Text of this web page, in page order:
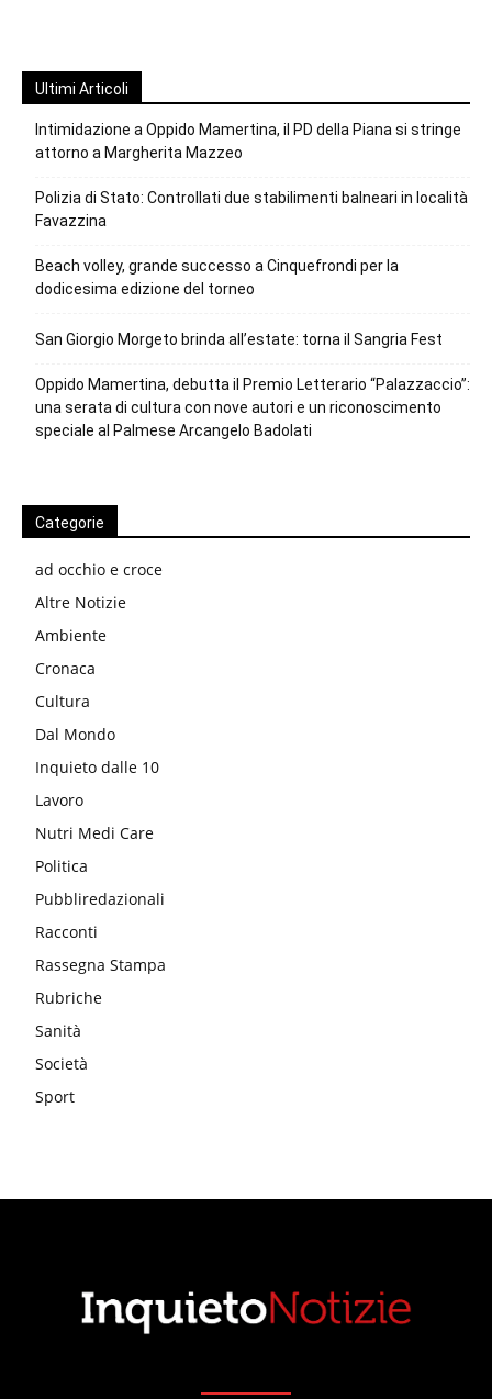
Ultimi Articoli
Intimidazione a Oppido Mamertina, il PD della Piana si stringe
attorno a Margherita Mazzeo
Polizia di Stato: Controllati due stabilimenti balneari in località
Favazzina
Beach volley, grande successo a Cinquefrondi per la
dodicesima edizione del torneo
San Giorgio Morgeto brinda all’estate: torna il Sangria Fest
Oppido Mamertina, debutta il Premio Letterario “Palazzaccio”:
una serata di cultura con nove autori e un riconoscimento
speciale al Palmese Arcangelo Badolati
Categorie
ad occhio e croce
Altre Notizie
Ambiente
Cronaca
Cultura
Dal Mondo
Inquieto dalle 10
Lavoro
Nutri Medi Care
Politica
Pubbliredazionali
Racconti
Rassegna Stampa
Rubriche
Sanità
Società
Sport